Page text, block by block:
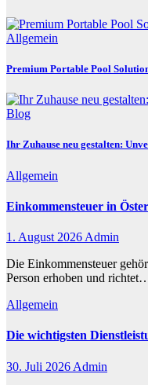
Allgemein
Premium Portable Pool
Blog
Ihr Zuhause neu gestalten:
Allgemein
Einkommensteuer in
1. August 2026 Admin
Die Einkommensteuer
Person erhoben und
Allgemein
Die wichtigsten
30. Juli 2026 Admin